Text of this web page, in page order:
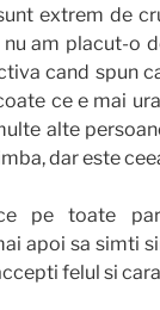
extrem de
am placut-o
cand spun
ce e mai
alte
dar este
pe toate
apoi sa simti
felul si